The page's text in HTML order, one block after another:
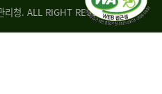
청. ALL RIGHT RESERVED